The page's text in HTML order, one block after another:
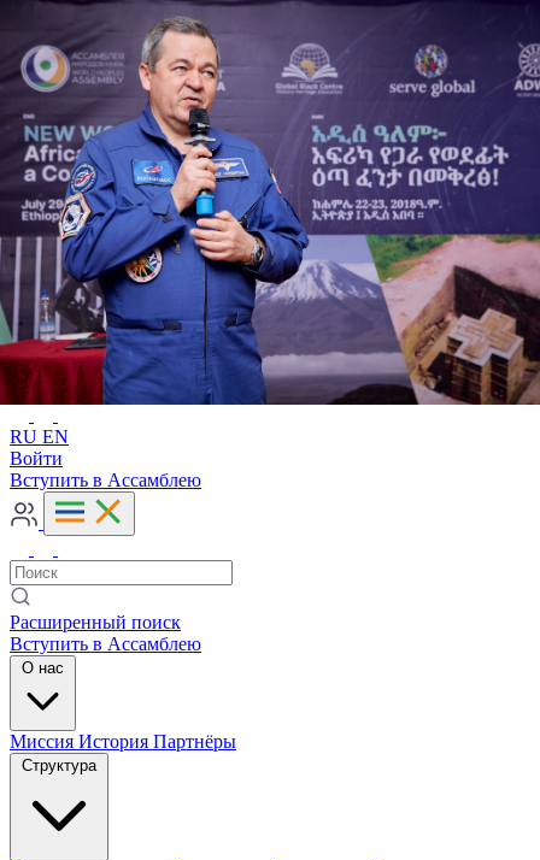
Расширенный поиск
RU EN
RU EN
Войти
Вступить в Ассамблею
Расширенный поиск
Вступить в Ассамблею
О нас
Миссия История Партнёры
Структура